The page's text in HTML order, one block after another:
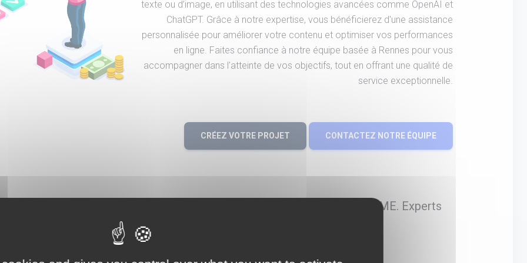
texte ou d’image, en utilisant des technologies avancées comme OpenAI et
ChatGPT. Grâce à notre expertise, vous bénéficierez d'une assistance
personnalisée pour améliorer votre contenu et optimiser vos performances
en ligne. Faites confiance à notre équipe basée à Rennes pour vous
accompagner dans l'atteinte de vos objectifs, tout en offrant une qualité de
service exceptionnelle.
CRÉEZ VOTRE PROJET CONTACTEZ NOTRE ÉQUIPE
de l'accompagnement sur mesure autour de l'I.A. pour TPE et PME. Experts
des solutions innovantes sans limite géographique.